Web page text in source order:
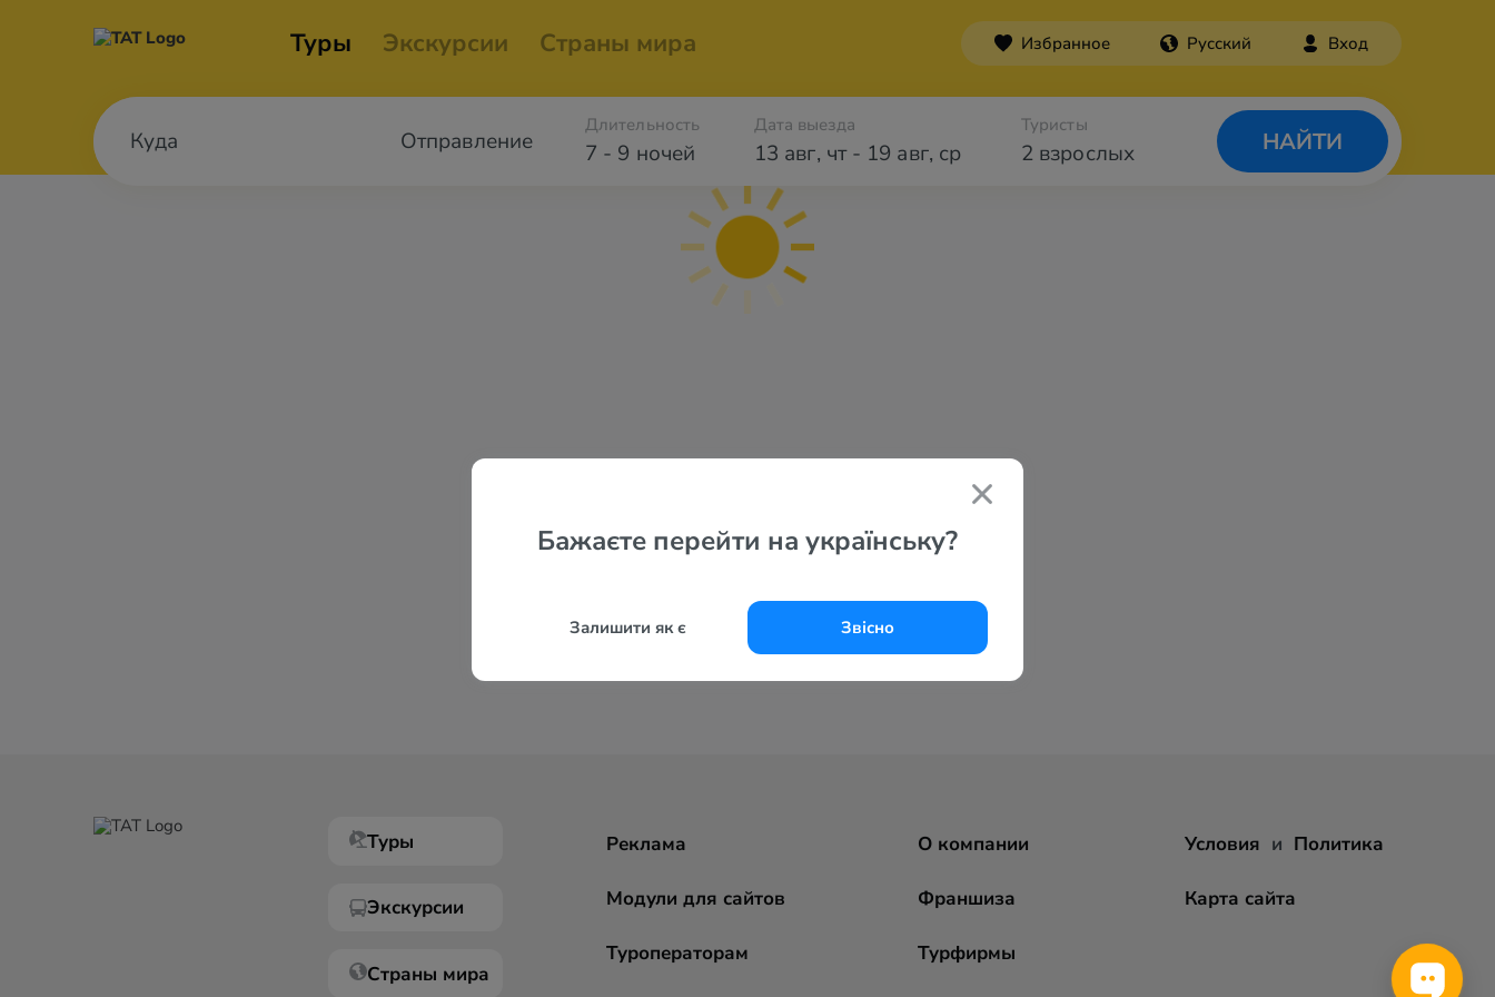
Туры Экскурсии Страны мира Избранное Русский Вход
Отправление 7 - 9 ночей
Длительность Дата выезда
13 авг, чт- 19 авг, ср 2 взрослых
Туристы
НАЙТИ
Бажаєте перейти на українську?
Залишити як є Звісно
Туры
Экскурсии
Страны мира
Реклама
Модули для сайтов
Туроператорам
О компании
Франшиза
Турфирмы
Условия и Политика
Карта сайта